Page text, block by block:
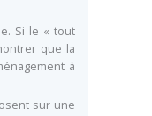
Si le « tout
que la
à
sur une